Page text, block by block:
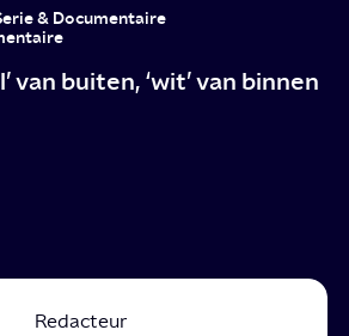
& Documentaire
van buiten, ‘wit’ van binnen
Redacteur